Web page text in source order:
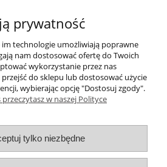
akceptacji projektu.
która podkreśla wyjątkowość relacji
personalizowany, gotowy do
emocji prezent.
Pomoc
i dostawa
prywatność
technologie umożliwiają poprawne
nam dostosować ofertę do Twoich
wykorzystanie przez nas
do sklepu lub dostosować użycie
wybierając opcję "Dostosuj zgody".
w naszej Polityce
tylko niezbędne